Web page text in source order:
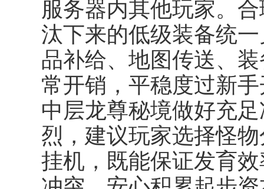
服务器内其他玩家。
汰下来的低级装备统
品补给、地图传送、
常开销，平稳度过新
中层龙尊秘境做好充
烈，建议玩家选择怪
挂机，既能保证发育